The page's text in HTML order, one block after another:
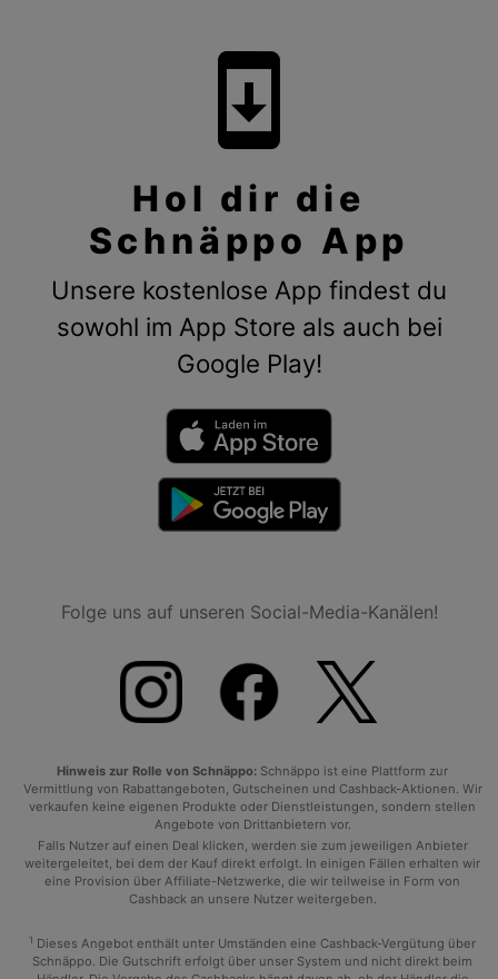
system_update
Hol dir die
Schnäppo App
Unsere kostenlose App findest du
sowohl im App Store als auch bei
Google Play!
Folge uns auf unseren Social-Media-Kanälen!
Hinweis zur Rolle von Schnäppo: Schnäppo ist eine Plattform zur
Vermittlung von Rabattangeboten, Gutscheinen und Cashback-Aktionen. Wir
verkaufen keine eigenen Produkte oder Dienstleistungen, sondern stellen
Angebote von Drittanbietern vor.
Falls Nutzer auf einen Deal klicken, werden sie zum jeweiligen Anbieter
weitergeleitet, bei dem der Kauf direkt erfolgt. In einigen Fällen erhalten wir
eine Provision über Affiliate-Netzwerke, die wir teilweise in Form von
Cashback an unsere Nutzer weitergeben.
1 Dieses Angebot enthält unter Umständen eine Cashback-Vergütung über
Schnäppo. Die Gutschrift erfolgt über unser System und nicht direkt beim